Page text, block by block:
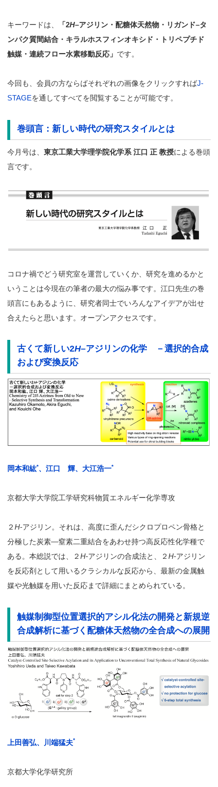
キーワードは、 「2H–アジリン・配糖体天然物・リガンド–タ
ンパク質間結合・キラルホスフィンオキシド・トリペプチド
触媒・連続フロー水素移動反応 」 です。
今回も、会員の方ならばそれぞれの画像をクリックすればJ-
STAGEを通してすべてを閲覧することが可能です。
巻頭言：新しい時代の研究スタイルとは
今月号は、 東京工業大学理学院化学系 江口 正 教授による巻頭
言です。
コロナ禍でどう研究室を運営していくか、研究を進めるかと
いうことは今現在の筆者の最大の悩み事です。江口先生の巻
頭言にもあるように、研究者同士でいろんなアイデアが出せ
合えたらと思います。オープンアクセスです。
古くて新しい2H–アジリンの化学 －選択的合成
および変換反応
岡本和紘*、江口 輝、大江浩一*
京都大学大学院工学研究科物質エネルギー化学専攻
２ H-アジリン。それは、高度に歪んだシクロプロペン骨格と
分極した炭素―窒素二重結合をあわせ持つ高反応性化学種で
ある。本総説では、２ H-アジリンの合成法と、２ H-アジリン
を反応剤として用いるクラシカルな反応から、最新の金属触
媒や光触媒を用いた反応まで詳細にまとめられている。
触媒制御型位置選択的アシル化法の開発と新規逆
合成解析に基づく配糖体天然物の全合成への展開
上田善弘、川端猛夫*
京都大学化学研究所